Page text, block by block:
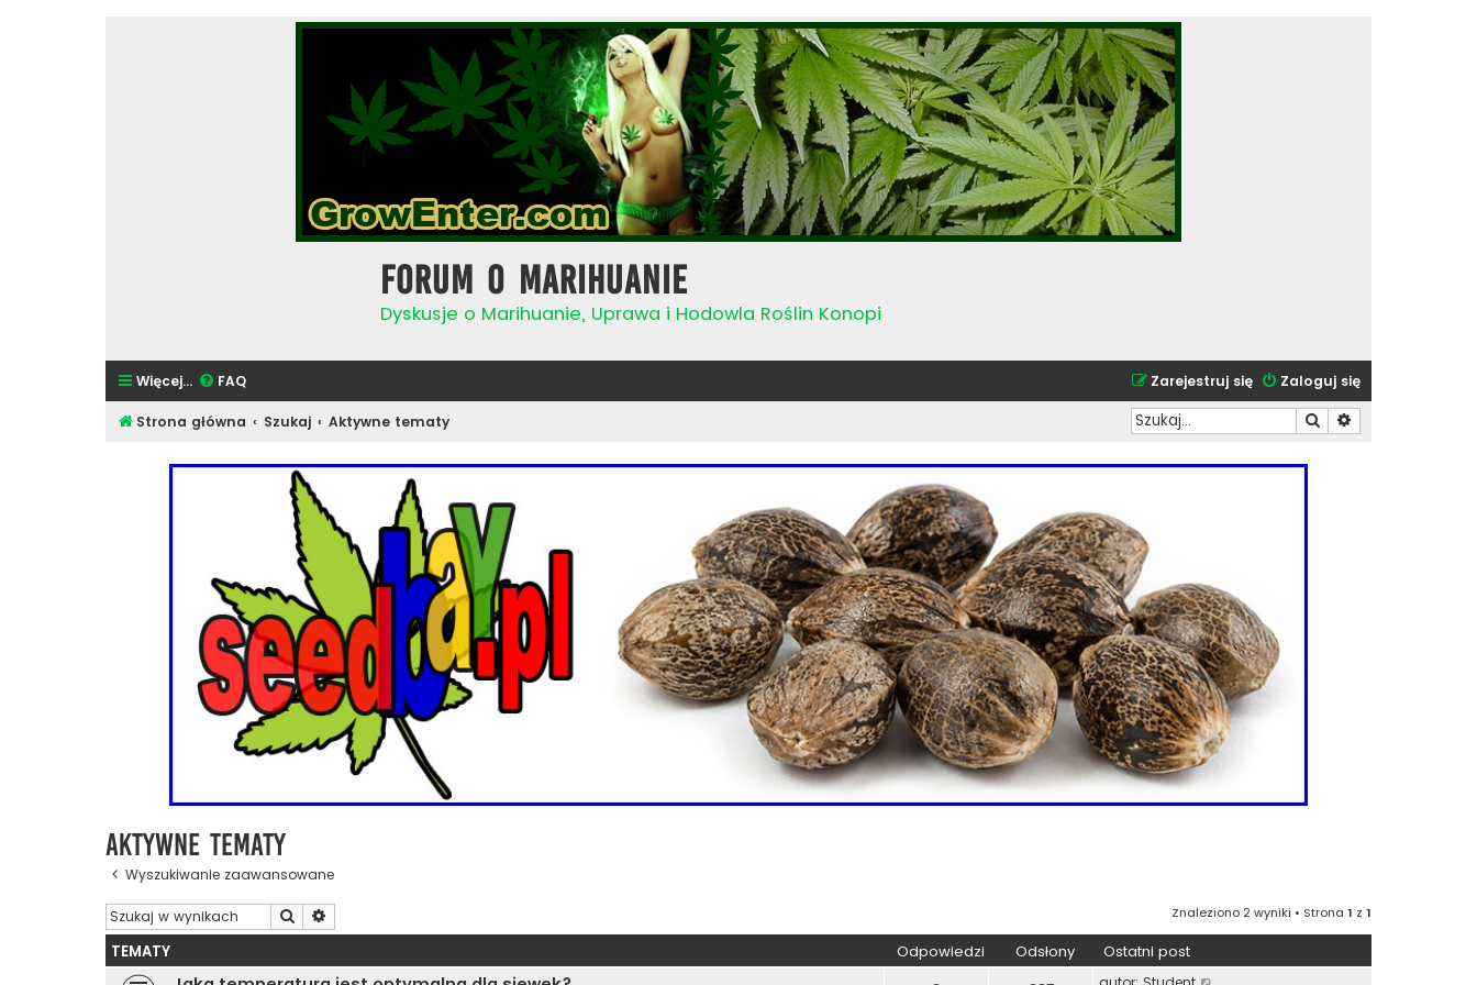
Forum o Marihuanie
Dyskusje o Marihuanie, Uprawa i Hodowla Roślin Konopi
Więcej… FAQ Zaloguj się
Zarejestruj się
Strona główna Szukaj Aktywne tematy Szukaj
Aktywne tematy
Wyszukiwanie zaawansowane
Szukaj Znaleziono 2 wyniki • Strona 1 z 1
TEMATY Odpowiedzi Odsłony Ostatni post